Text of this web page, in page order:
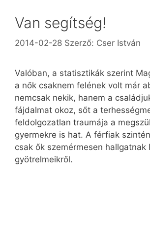
Van segítség!
2014-02-28 Szerző: Cser István
Valóban, a statisztikák szerint
a nők csaknem felének volt már
nemcsak nekik, hanem a
fájdalmat okoz, sőt a
feldolgozatlan traumája a
gyermekre is hat. A férfiak
csak ők szemérmesen hallgatnak
gyötrelmeikről.